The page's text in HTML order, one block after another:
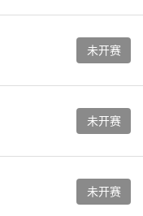
未开赛
未开赛
未开赛